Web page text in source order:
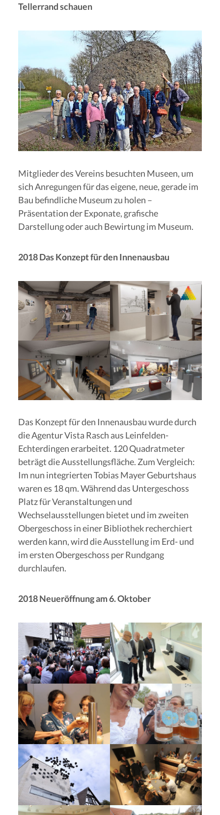
Tellerrand schauen
Mitglieder des Vereins besuchten Museen, um
sich Anregungen für das eigene, neue, gerade im
Bau befindliche Museum zu holen –
Präsentation der Exponate, grafische
Darstellung oder auch Bewirtung im Museum.
2018 Das Konzept für den Innenausbau
Das Konzept für den Innenausbau wurde durch
die Agentur Vista Rasch aus Leinfelden-
Echterdingen erarbeitet. 120 Quadratmeter
beträgt die Ausstellungsfläche. Zum Vergleich:
Im nun integrierten Tobias Mayer Geburtshaus
waren es 18 qm. Während das Untergeschoss
Platz für Veranstaltungen und
Wechselausstellungen bietet und im zweiten
Obergeschoss in einer Bibliothek recherchiert
werden kann, wird die Ausstellung im Erd- und
im ersten Obergeschoss per Rundgang
durchlaufen.
2018 Neueröffnung am 6. Oktober